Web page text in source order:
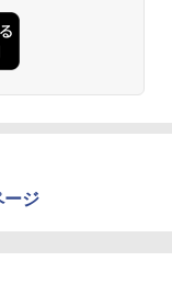
ージ